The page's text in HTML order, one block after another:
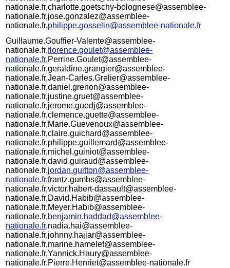
nationale.fr,charlotte.goetschy-bolognese@assemblee-
nationale.fr,jose.gonzalez@assemblee-
nationale.fr,philippe.gosselin@assemblee-nationale.fr
Guillaume.Gouffier-Valente@assemblee-
nationale.fr,florence.goulet@assemblee-
nationale.fr,Perrine.Goulet@assemblee-
nationale.fr,geraldine.grangier@assemblee-
nationale.fr,Jean-Carles.Grelier@assemblee-
nationale.fr,daniel.grenon@assemblee-
nationale.fr,justine.gruet@assemblee-
nationale.fr,jerome.guedj@assemblee-
nationale.fr,clemence.guette@assemblee-
nationale.fr,Marie.Guevenoux@assemblee-
nationale.fr,claire.guichard@assemblee-
nationale.fr,philippe.guillemard@assemblee-
nationale.fr,michel.guiniot@assemblee-
nationale.fr,david.guiraud@assemblee-
nationale.fr,jordan.guitton@assemblee-
nationale.fr,frantz.gumbs@assemblee-
nationale.fr,victor.habert-dassault@assemblee-
nationale.fr,David.Habib@assemblee-
nationale.fr,Meyer.Habib@assemblee-
nationale.fr,benjamin.haddad@assemblee-
nationale.fr,nadia.hai@assemblee-
nationale.fr,johnny.hajjar@assemblee-
nationale.fr,marine.hamelet@assemblee-
nationale.fr,Yannick.Haury@assemblee-
nationale.fr,Pierre.Henriet@assemblee-nationale.fr